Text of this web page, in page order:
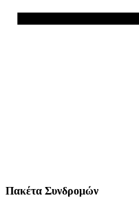
Πακέτα Συνδρομών